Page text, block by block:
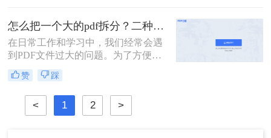
内容。本文将详细介绍pdf拆分怎么弄
的方法，帮助读者轻松完成这一操
作。
怎么把一个大的pdf拆分？二种pdf拆分方法看一看！
在日常工作和学习中，我们经常会遇
到PDF文件过大的问题。为了方便管
理和使用，有时需要将大型PDF文件
拆分成多个较小的文件。那么怎么把
一个大的pdf拆分呢？本文将为您介绍
两种实用的拆分大型PDF文件的方
法，帮助您轻松应对这一需求。
赞 踩
< 1 2 >